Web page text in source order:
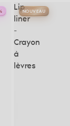
Lip
liner
-
Crayon
à
lèvres
NOUVEAU